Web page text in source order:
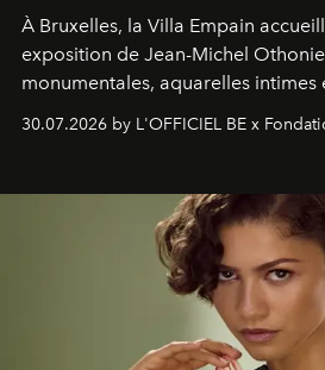
À Bruxelles, la Villa Empain
exposition de Jean-Michel
monumentales, aquarelles intimes
soufflé, l’artiste français compose
émotionnel où chaque œuvre
émerveillement.
30.07.2026 by L'OFFICIEL BE x